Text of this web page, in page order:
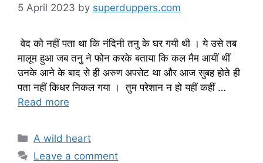
5 April 2023 by superduppers.com
वेद को नहीं पता था कि नंदिनी तनु के घर गयी थी । ये उसे तब
मालूम हुआ जब तनु ने फोन करके बताया कि कल मैम आयीं थीं
उनके आने के बाद से ही अरुण अपसेट था और आज सुबह होते ही
पता नहीं किधर निकल गया । तुम परेशान न हो यहीं कहीं …
Read more
Categories
A wild heart
Leave a comment